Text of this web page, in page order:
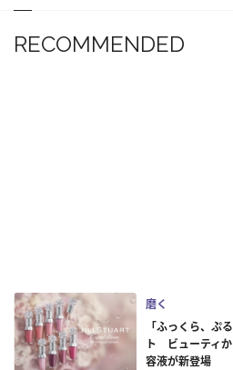
RECOMMENDED
磨く
「ふっくら、ぷ
ト ビューティ
容液が新登場